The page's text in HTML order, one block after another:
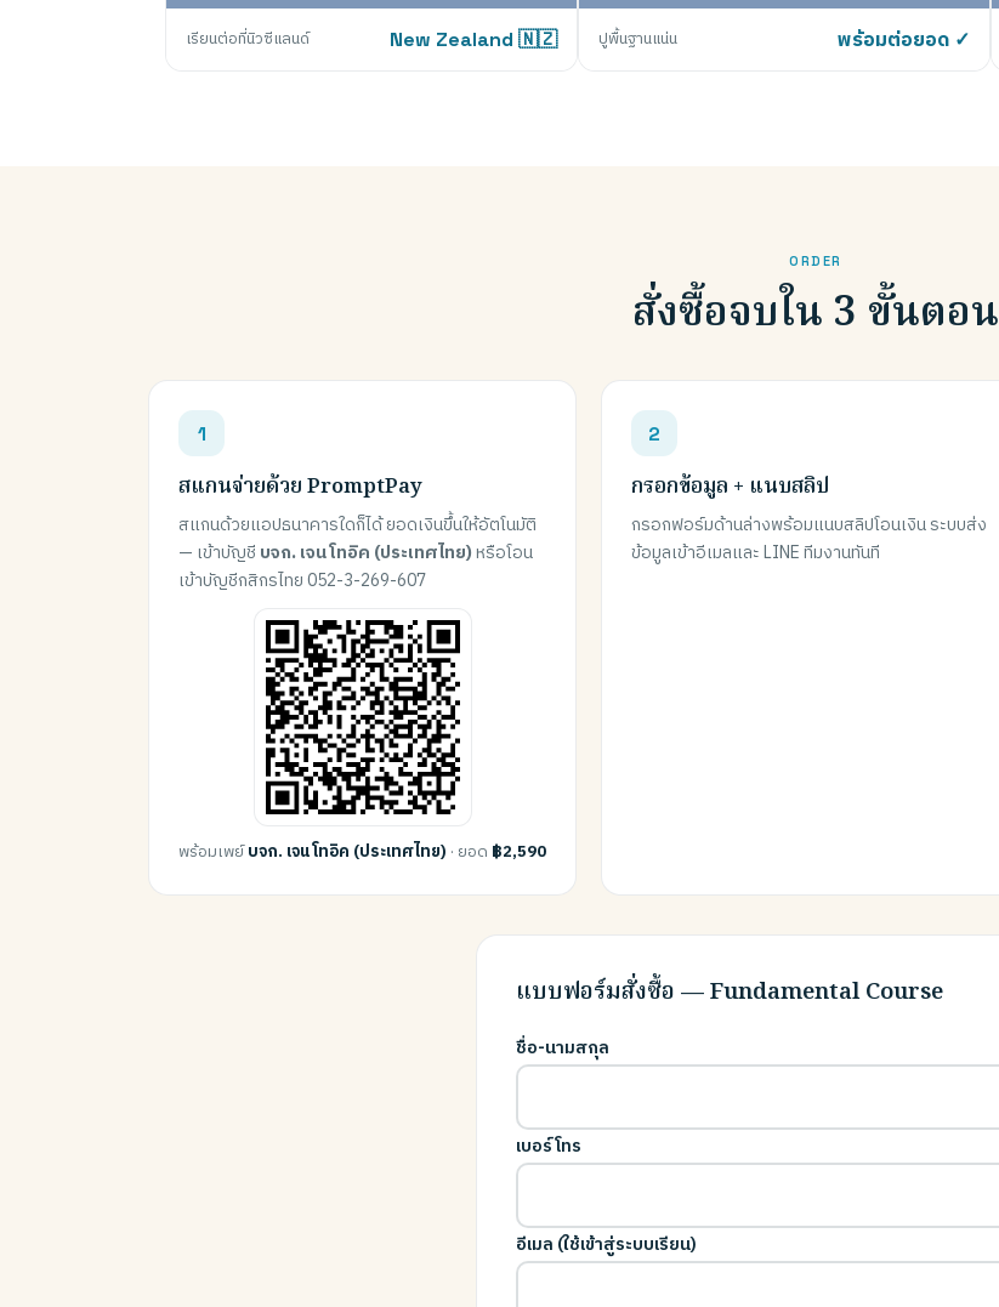
เรียนต่อที่นิวซีแลนด์ New Zealand 🇳🇿 ปูพื้นฐานแน่น พร้อมต่อยอด ✓
ORDER
สั่งซื้อจบใน 3 ขั้นตอน
สแกนจ่ายด้วย PromptPay
สแกนด้วยแอปธนาคารใดก็ได้ ยอดเงินขึ้นให้อัตโนมัติ
— เข้าบัญชี บจก. เจน โทอิค (ประเทศไทย)หรือโอน
เข้าบัญชีกสิกรไทย 052-3-269-607
พร้อมเพย์บจก. เจน โทอิค (ประเทศไทย) · ยอด ฿2,590
กรอกข้อมูล + แนบสลิป
กรอกฟอร์มด้านล่างพร้อมแนบสลิปโอนเงิน ระบบส่ง
ข้อมูลเข้าอีเมลและ LINE ทีมงานทันที
แบบฟอร์มสั่งซื้อ — Fundamental Course
ชื่อ-นามสกุล
เบอร์โทร
อีเมล (ใช้เข้าสู่ระบบเรียน)